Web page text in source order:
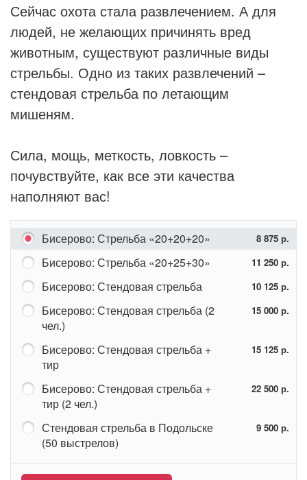
Сейчас охота стала развлечением. А для
людей, не желающих причинять вред
животным, существуют различные виды
стрельбы. Одно из таких развлечений –
стендовая стрельба по летающим
мишеням.
Сила, мощь, меткость, ловкость –
почувствуйте, как все эти качества
наполняют вас!
Бисерово: Стрельба «20+20+20» 8 875 р.
Бисерово: Стрельба «20+25+30» 11 250 р.
Бисерово: Стендовая стрельба 10 125 р.
Бисерово: Стендовая стрельба (2
чел.)
15 000 р.
Бисерово: Стендовая стрельба +
тир
15 125 р.
Бисерово: Стендовая стрельба +
тир (2 чел.)
22 500 р.
Стендовая стрельба в Подольске
(50 выстрелов)
9 500 р.